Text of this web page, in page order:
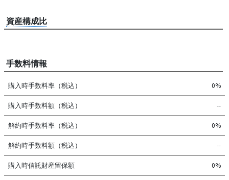
資産構成比
手数料情報
購入時手数料率（税込） 0%
購入時手数料額（税込） --
解約時手数料率（税込） 0%
解約時手数料額（税込） --
購入時信託財産留保額 0%